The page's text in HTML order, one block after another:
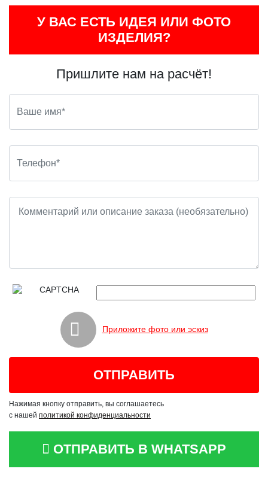
У ВАС ЕСТЬ ИДЕЯ ИЛИ ФОТО
ИЗДЕЛИЯ?
Пришлите нам на расчёт!
Приложите фото или эскиз
Нажимая кнопку отправить, вы соглашаетесь
с нашей политикой конфиденциальности
ОТПРАВИТЬ В WHATSAPP